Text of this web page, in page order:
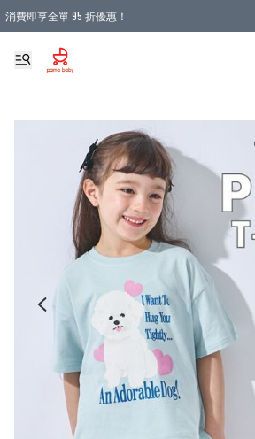
消費即享全單 95 折優惠！
購物滿 HKD 900.00即享免運費優惠！（適用於 本地